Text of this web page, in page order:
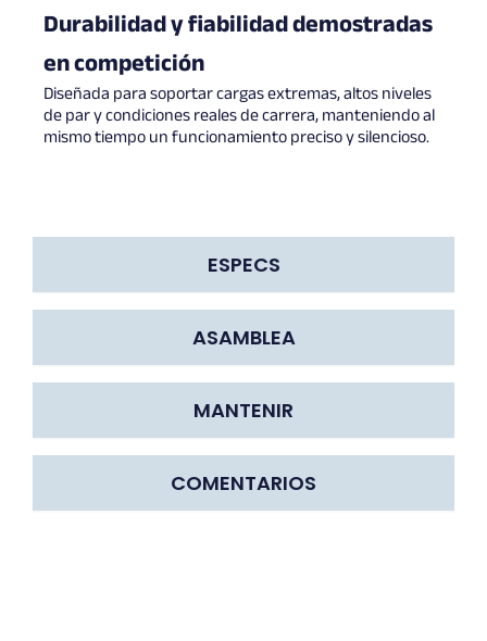
ESPECS
ASAMBLEA
MANTENIR
COMENTARIOS
Durabilidad y fiabilidad demostradas
en competición
Diseñada para soportar cargas extremas, altos niveles
de par y condiciones reales de carrera, manteniendo al
mismo tiempo un funcionamiento preciso y silencioso.